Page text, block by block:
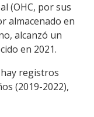
(OHC, por sus
almacenado en
alcanzó un
en 2021.
registros
(2019-2022),